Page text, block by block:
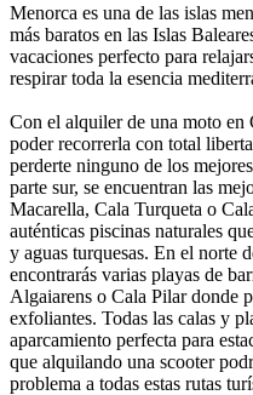
Menorca es una de las islas
más baratos en las Islas
vacaciones perfecto para
respirar toda la esencia
Con el alquiler de una moto
poder recorrerla con total
perderte ninguno de los
parte sur, se encuentran las
Macarella, Cala Turqueta o
auténticas piscinas naturales
y aguas turquesas. En el norte
encontrarás varias playas de
Algaiarens o Cala Pilar donde
exfoliantes. Todas las calas y
aparcamiento perfecta para
que alquilando una scooter
problema a todas estas rutas